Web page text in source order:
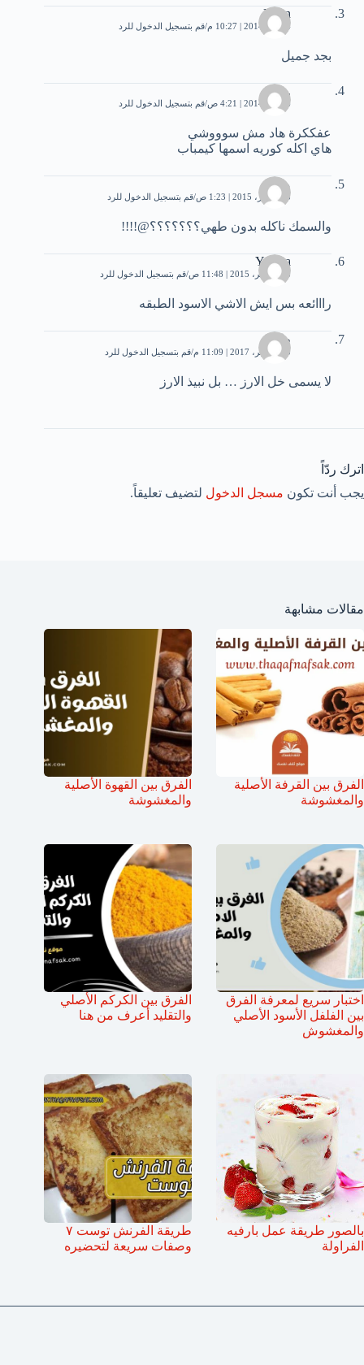
Roan
4 مايو، 2014 | 10:27 م قم بتسجيل الدخول للرد
بجد جميل
...
6 مايو، 2014 | 4:21 ص قم بتسجيل الدخول للرد
عفككرة هاد مش سوووشي
هاي اكله كوريه اسمها كيمباب
مون
15 أكتوبر، 2015 | 1:23 ص قم بتسجيل الدخول للرد
والسمك ناكله بدون طهي؟؟؟؟؟؟؟@!!!!
Yousra
18 نوفمبر، 2015 | 11:48 ص قم بتسجيل الدخول للرد
رااائعه بس ايش الاشي الاسود الطبقه
طلال
10 نوفمبر، 2017 | 11:09 م قم بتسجيل الدخول للرد
لا يسمى خل الارز … بل نبيذ الارز
اترك ردّاً
يجب أنت تكون مسجل الدخول لتضيف تعليقاً.
مقالات مشابهة
الفرق بين القرفة الأصلية
والمغشوشة
الفرق بين القهوة الأصلية
والمغشوشة
اختبار سريع لمعرفة الفرق
بين الفلفل الأسود الأصلي
والمغشوش
الفرق بين الكركم الأصلي
والتقليد أعرف من هنا
بالصور طريقة عمل بارفيه
الفراولة
طريقة الفرنش توست ٧
وصفات سريعة لتحضيره